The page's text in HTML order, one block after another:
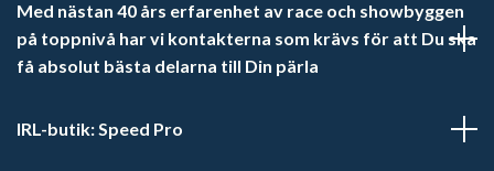
Med nästan 40 års erfarenhet av race och showbyggen
på toppnivå har vi kontakterna som krävs för att Du ska
få absolut bästa delarna till Din pärla
IRL-butik: Speed Pro